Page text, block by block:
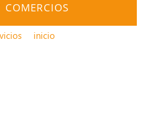
COMERCIOS
inicio